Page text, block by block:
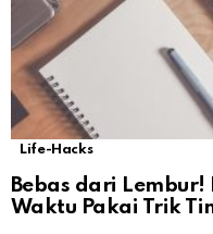
Life-Hacks
Bebas dari
Waktu Pakai Trik